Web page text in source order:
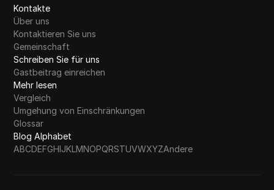
Kontakte
Über uns
Kontaktieren Sie uns
Gemeinschaft
Schreiben Sie für uns
Gastbeitrag einreichen
Mehr lesen
Vergleich
Umgehung von Einschränkungen
Glossar
Blog Alphabet
ABCDEFGHIJKLMNOPQRSTUVWXYZAndere